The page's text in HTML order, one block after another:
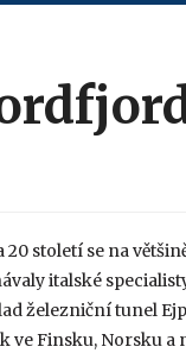
20 století se na
italské
železniční tunel
ve Finsku, Norsku